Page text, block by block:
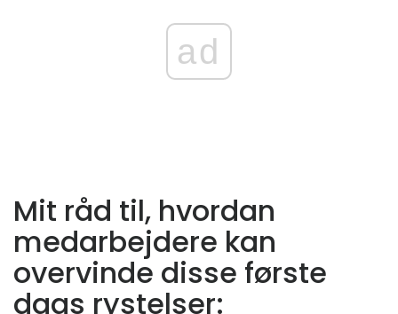
ad
Mit råd til, hvordan
medarbejdere kan
overvinde disse første
dags rystelser: